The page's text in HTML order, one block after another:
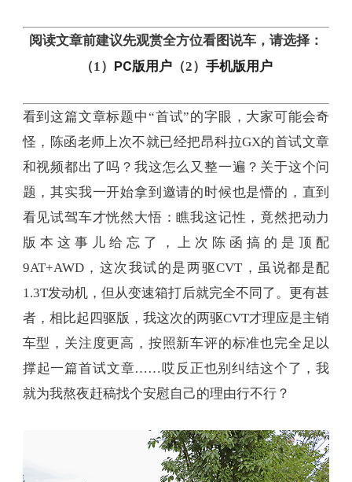
阅读文章前建议先观赏全方位看图说车，请选择：
（1） PC版用户（2） 手机版用户
看到这篇文章标题中“首试”的字眼，大家可能会奇
怪，陈函老师上次不就已经把昂科拉GX的首试文章
和视频都出了吗？我这怎么又整一遍？关于这个问
题，其实我一开始拿到邀请的时候也是懵的，直到
看见试驾车才恍然大悟：瞧我这记性，竟然把动力
版本这事儿给忘了，上次陈函搞的是顶配
9AT+AWD，这次我试的是两驱CVT，虽说都是配
1.3T发动机，但从变速箱打后就完全不同了。更有甚
者，相比起四驱版，我这次的两驱CVT才理应是主销
车型，关注度更高，按照新车评的标准也完全足以
撑起一篇首试文章……哎反正也别纠结这个了，我
就为我熬夜赶稿找个安慰自己的理由行不行？